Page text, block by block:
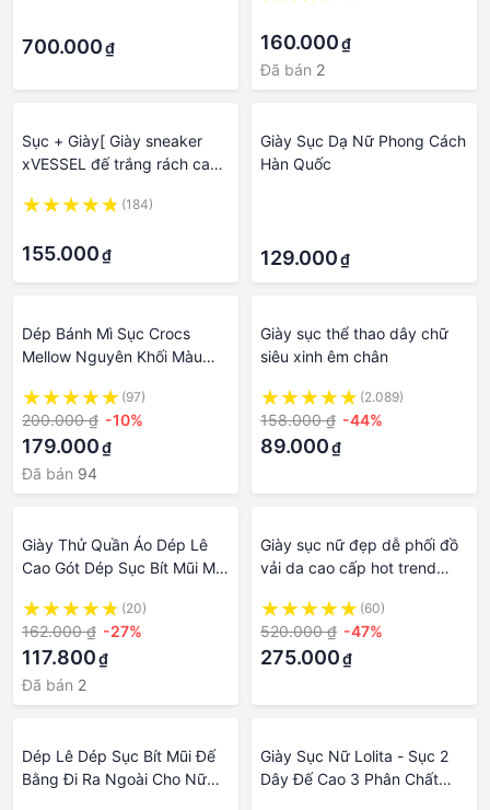
700.000₫ 160.000₫
Đã bán 2
Sục + Giày[ Giày sneaker
xVESSEL đế trắng rách cao
(184)
155.000₫
Giày Sục Dạ Nữ Phong Cách
Hàn Quốc
129.000₫
Dép Bánh Mì Sục Crocs
Mellow Nguyên Khối Màu
tặng sticker
(97)
200.000 ₫ -10%
179.000₫
Đã bán 94
Giày sục thể thao dây chữ
siêu xinh êm chân
(2.089)
158.000 ₫ -44%
89.000₫
Giày Thử Quần Áo Dép Lê
Cao Gót Dép Sục Bít Mũi Mũi
Mùa Xuân 2022 Dép Nữ Đi
Bên Ngoài Dễ Phối
(20)
162.000 ₫ -27%
117.800₫
Đã bán 2
Giày sục nữ đẹp dễ phối đồ
vải da cao cấp hot trend
size 36-40
(60)
520.000 ₫ -47%
275.000₫
Dép Lê Dép Sục Bít Mũi Đế
Bằng Đi Ra Ngoài Cho Nữ
Giày Sục Nữ Lolita - Sục 2
Dây Đế Cao 3 Phân Chất